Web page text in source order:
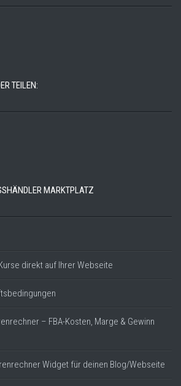
TEILEN:
MARKTPLATZ
direkt auf Ihrer Webseite
– FBA-Kosten, Marge & Gewinn
Widget für deinen Blog/Webseite